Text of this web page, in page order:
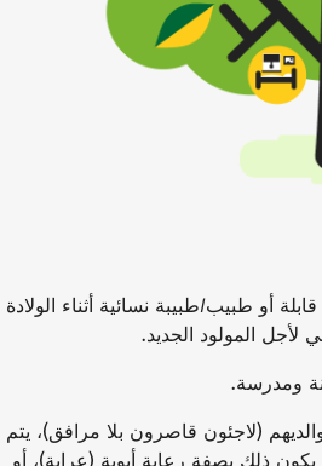
أو طبيب/طبيبة نسائية أثناء الولادة
المولود الجديد.
ومدرسة.
(لاجئون قاصرون بلا مرافق)، يتم
ذلك بصفة رعاية أبوية (عرابة)، أو